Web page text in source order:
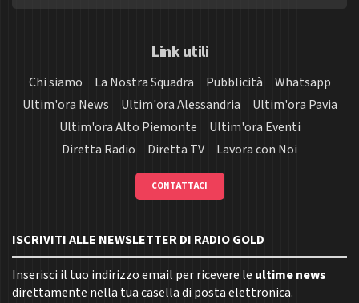
Link utili
Chi siamo La Nostra Squadra Pubblicità
Whatsapp
Ultim'ora News
Ultim'ora Alessandria
Ultim'ora Pavia
Ultim'ora Alto Piemonte
Ultim'ora Eventi
Diretta Radio
Diretta TV Lavora con Noi
CONTATTACI
ISCRIVITI ALLE NEWSLETTER DI RADIO GOLD
Inserisci il tuo indirizzo email per ricevere le ultime news
direttamente nella tua casella di posta elettronica.